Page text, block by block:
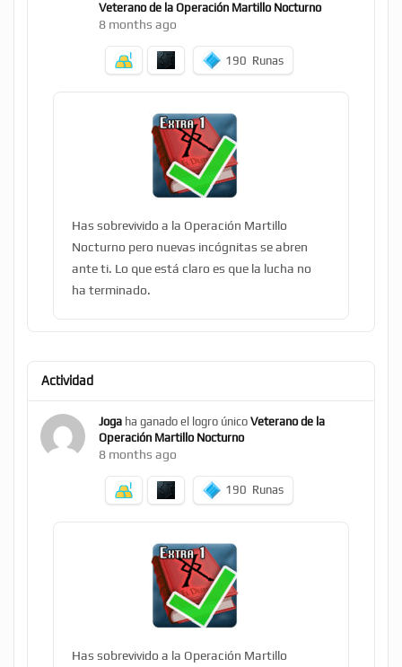
Veterano de la Operación Martillo Nocturno
8 months ago
190 Runas
Has sobrevivido a la Operación Martillo
Nocturno pero nuevas incógnitas se abren
ante ti. Lo que está claro es que la lucha no
ha terminado.
Actividad
Joga ha ganado el logro único Veterano de la
Operación Martillo Nocturno
8 months ago
190 Runas
Has sobrevivido a la Operación Martillo